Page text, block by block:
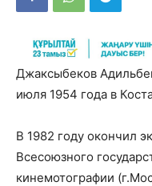
Джаксыбеков
июля 1954 года в
В 1982 году окончил
Всесоюзного
кинемотографии